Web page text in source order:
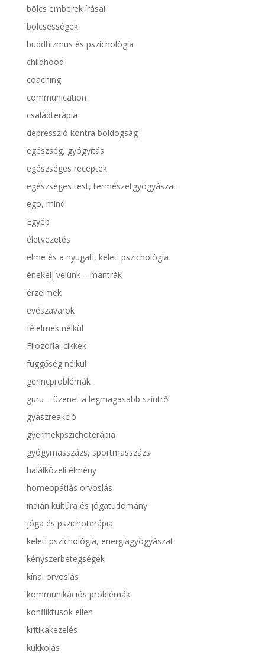
bölcs emberek írásai
bölcsességek
buddhizmus és pszichológia
childhood
coaching
communication
családterápia
depresszió kontra boldogság
egészség, gyógyítás
egészséges receptek
egészséges test, természetgyógyászat
ego, mind
Egyéb
életvezetés
elme és a nyugati, keleti pszichológia
énekelj velünk – mantrák
érzelmek
evészavarok
félelmek nélkül
Filozófiai cikkek
függőség nélkül
gerincproblémák
guru – üzenet a legmagasabb szintről
gyászreakció
gyermekpszichoterápia
gyógymasszázs, sportmasszázs
halálközeli élmény
homeopátiás orvoslás
indián kultúra és jógatudomány
jóga és pszichoterápia
keleti pszichológia, energiagyógyászat
kényszerbetegségek
kínai orvoslás
kommunikációs problémák
konfliktusok ellen
kritikakezelés
kukkolás